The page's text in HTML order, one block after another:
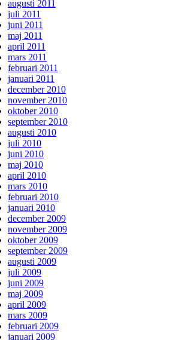
augusti 2011
juli 2011
juni 2011
maj 2011
april 2011
mars 2011
februari 2011
januari 2011
december 2010
november 2010
oktober 2010
september 2010
augusti 2010
juli 2010
juni 2010
maj 2010
april 2010
mars 2010
februari 2010
januari 2010
december 2009
november 2009
oktober 2009
september 2009
augusti 2009
juli 2009
juni 2009
maj 2009
april 2009
mars 2009
februari 2009
januari 2009